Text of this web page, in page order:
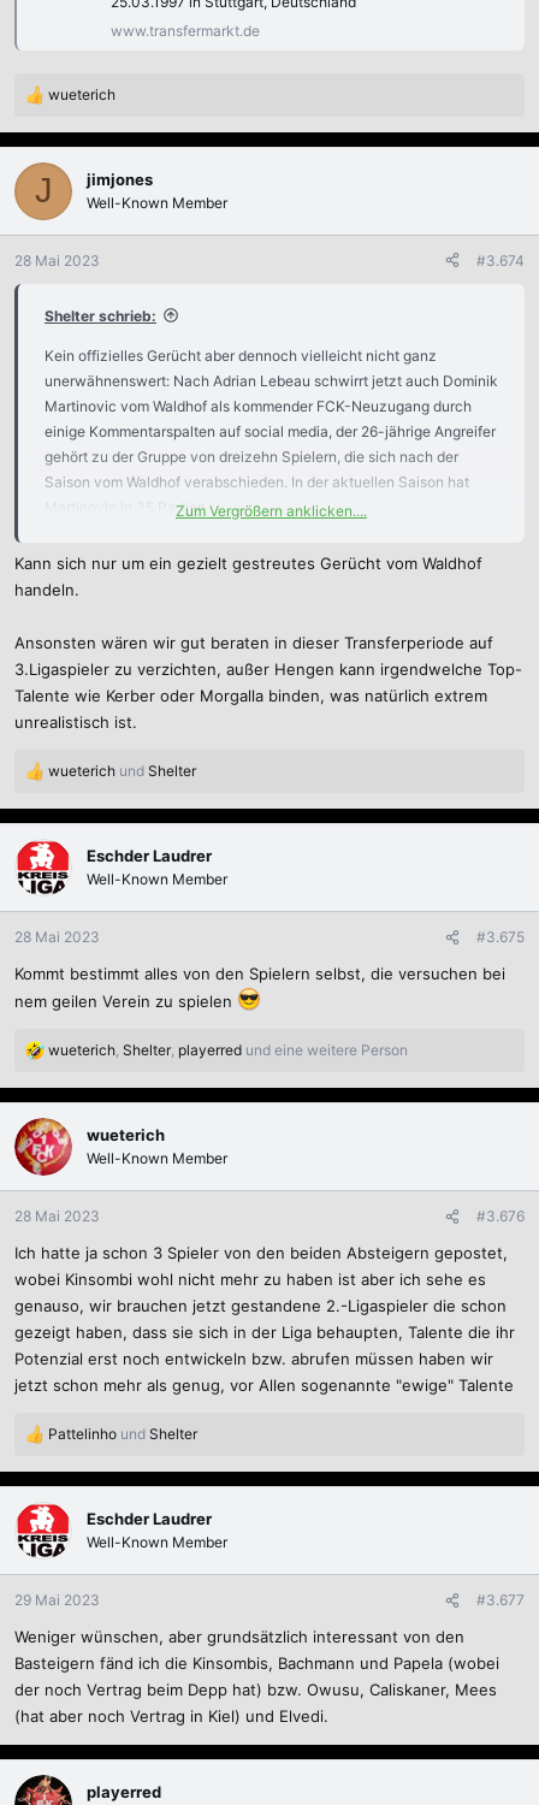
www.transfermarkt.de
R
a
k
i
o
n
wueterich
J jimjones
Well-Known Member
28 Mai 2023 #3.674
Shelter schrieb:
Kein offizielles Gerücht aber dennoch vielleicht nicht ganz
unerwähnenswert: Nach Adrian Lebeau schwirrt jetzt auch Dominik
Martinovic vom Waldhof als kommender FCK-Neuzugang durch
einige Kommentarspalten auf social media, der 26-jährige Angreifer
gehört zu der Gruppe von dreizehn Spielern, die sich nach der
Saison vom Waldhof verabschieden. In der aktuellen Saison hat
Martinovic in 35 Partien
Hier sein Spielerprofil:
Dominik Martinovic - Spielerprofil 25/26
Dominik Martinovic, 29, aus Deutschland ➤ SSV
Ulm 1846, seit 2025 ➤ Mittelstürmer ➤ Marktwert:
Zum Vergrößern anklicken....
Kann sich nur um ein gezielt gestreutes Gerücht vom Waldhof
handeln.
Ansonsten wären wir gut beraten in dieser Transferperiode auf
3.Ligaspieler zu verzichten, außer Hengen kann irgendwelche Top-
Talente wie Kerber oder Morgalla binden, was natürlich extrem
unrealistisch ist.
R
a
k
t
i
o
n
n
:
wueterich und Shelter
Eschder Laudrer
Well-Known Member
28 Mai 2023 #3.675
Kommt bestimmt alles von den Spielern selbst, die versuchen bei
nem geilen Verein zu spielen
R
a
k
t
i
o
n
n
:
wueterich, Shelter, playerred und eine weitere Person
wueterich
Well-Known Member
28 Mai 2023 #3.676
Ich hatte ja schon 3 Spieler von den beiden Absteigern gepostet,
wobei Kinsombi wohl nicht mehr zu haben ist aber ich sehe es
genauso, wir brauchen jetzt gestandene 2.-Ligaspieler die schon
gezeigt haben, dass sie sich in der Liga behaupten, Talente die ihr
Potenzial erst noch entwickeln bzw. abrufen müssen haben wir
jetzt schon mehr als genug, vor Allen sogenannte "ewige" Talente
R
a
k
t
i
o
n
n
:
Pattelinho und Shelter
Eschder Laudrer
Well-Known Member
29 Mai 2023 #3.677
Weniger wünschen, aber grundsätzlich interessant von den
Basteigern fänd ich die Kinsombis, Bachmann und Papela (wobei
der noch Vertrag beim Depp hat) bzw. Owusu, Caliskaner, Mees
(hat aber noch Vertrag in Kiel) und Elvedi.
playerred